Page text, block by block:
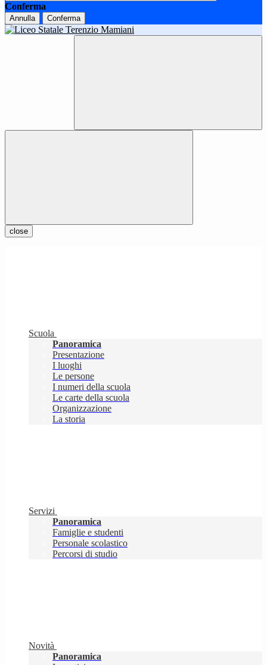
Conferma
Annulla Conferma
close
Scuola
Panoramica
Presentazione
I luoghi
Le persone
I numeri della scuola
Le carte della scuola
Organizzazione
La storia
Servizi
Panoramica
Famiglie e studenti
Personale scolastico
Percorsi di studio
Novità
Panoramica